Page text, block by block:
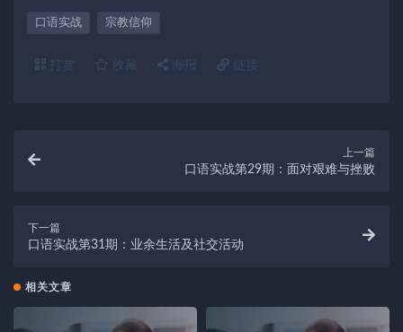
口语实战 宗教信仰
打赏 收藏 海报 链接
上一篇
口语实战第29期：面对艰难与挫败
下一篇
口语实战第31期：业余生活及社交活动
相关文章